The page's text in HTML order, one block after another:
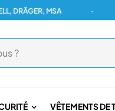
MSA
VÊTEMENTS DE